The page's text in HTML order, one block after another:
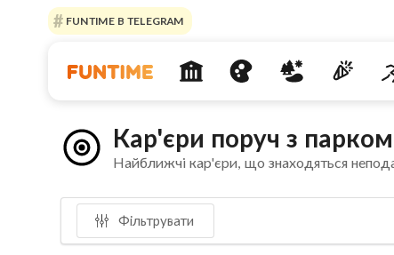
FUNTIME В TELEGRAM
Кар'єри поруч з
Найближчі кар'єри, що знаходяться
Фільтрувати